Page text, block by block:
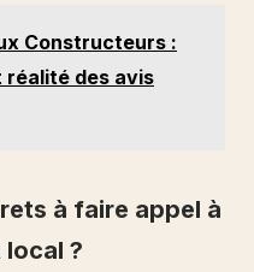
Constructeurs :
des avis
à faire appel à
?